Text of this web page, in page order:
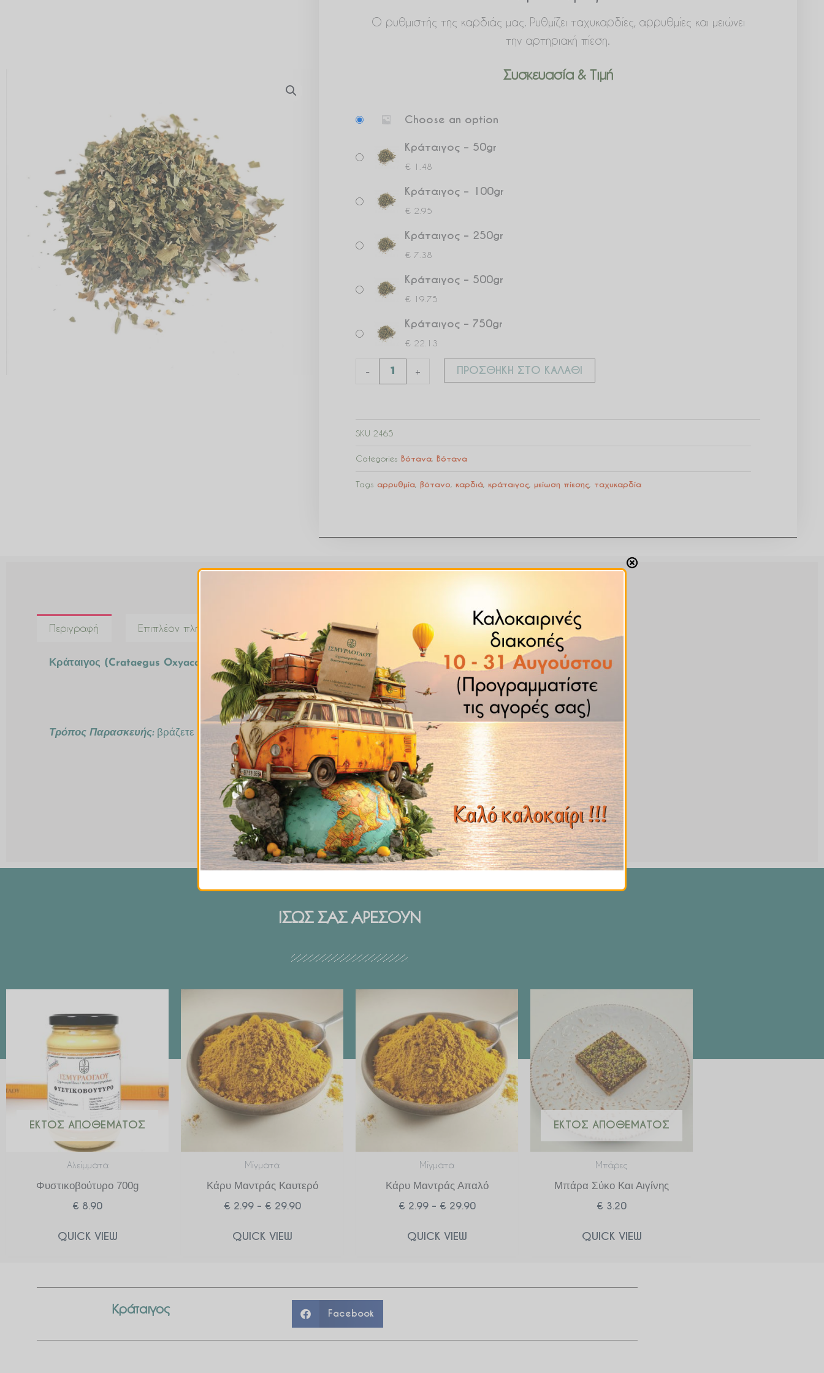
Ο ρυθμιστής της καρδιάς μας. Ρυθμίζει ταχυκαρδίες, αρρυθμίες και μειώνει
την αρτηριακή πίεση.
Συσκευασία & Τιμή
Choose an option
Κράταιγος – 50gr
€ 1.48
Κράταιγος – 100gr
€ 2.95
Κράταιγος – 250gr
€ 7.38
Κράταιγος – 500gr
€ 19.75
Κράταιγος – 750gr
€ 22.13
-
ποσότητα
+ ΠΡΟΣΘΉΚΗ ΣΤΟ ΚΑΛΆΘΙ
SKU 2465
Categories Βότανα Βότανα
Tags αρρυθμία βότανο καρδιά κράταιγος μείωση πίεσης ταχυκαρδία
Περιγραφή Επιπλέον πληροφορίες
Κράταιγος (Crataegus Oxyacantha – Hawthorn)
Τρόπος Παρασκευής:βράζετε 1κγλ σε μια κούπα νερό για 10′ , πίνετε 2 με 3 φορές την ημέρα.
ΙΣΩΣ ΣΑΣ ΑΡΕΣΟΥΝ
ΕΚΤΌΣ ΑΠΟΘΈΜΑΤΟΣ
Αλείμματα
Φυστικοβούτυρο 700g
€ 8.90
QUICK VIEW
Μίγματα
Κάρυ Μαντράς Καυτερό
€2.99 – €29.90
€ 2.99
through
€ 29.90
QUICK VIEW
Μίγματα
Κάρυ Μαντράς Απαλό
€2.99 – €29.90
€ 2.99
through
€ 29.90
QUICK VIEW
ΕΚΤΌΣ ΑΠΟΘΈΜΑΤΟΣ
Μπάρες
Μπάρα Σύκο Και Αιγίνης
€ 3.20
QUICK VIEW
Κράταιγος Facebook